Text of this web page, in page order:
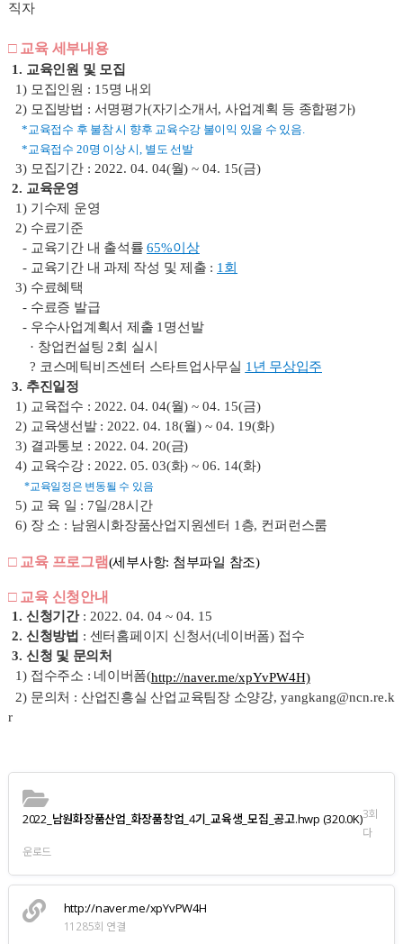
직자
□ 교육 세부내용
1. 교육인원 및 모집
1) 모집인원 : 15명 내외
2) 모집방법 : 서명평가(자기소개서,사업계획 등 종합평가)
*교육접수 후 불참 시 향후 교육수강 불이익 있을 수 있음.
*교육접수 20명 이상 시, 별도 선발
3) 모집기간 : 2022. 04. 04(월) ~ 04. 15(금)
2. 교육운영
1) 기수제 운영
2) 수료기준
- 교육기간 내 출석률65%이상
- 교육기간 내 과제 작성 및 제출 : 1 회
3) 수료혜택
- 수료증 발급
- 우수사업계획서 제출 1 명선발
· 창업컨설팅 2회 실시
? 코스메틱비즈센터 스타트업사무실 1 년 무상입주
3. 추진일정
1) 교육접수 : 2022. 04. 04(월) ~ 04. 15(금)
2) 교육생선발 : 2022. 04. 18(월) ~ 04. 19(화)
3) 결과통보 : 2022. 04. 20(금)
4) 교육수강 : 2022. 05. 03(화) ~ 06. 14(화)
*교육일정은 변동될 수 있음
5) 교 육 일 : 7일/28시간
6) 장 소 : 남원시화장품산업지원센터 1 층, 컨퍼런스룸
□ 교육 프로그램(세부사항: 첨부파일 참조)
□ 교육 신청안내
1. 신청기간 : 2022. 04. 04 ~ 04. 15
2. 신청방법 : 센터홈페이지 신청서(네이버폼) 접수
3. 신청 및 문의처
1) 접수주소 : 네이버폼(http://naver.me/xpYvPW4H)
2) 문의처 : 산업진흥실 산업교육팀장 소양강, yangkang@ncn.re.k
r
2022_남원화장품산업_화장품창업_4기_교육생_모집_공고.hwp (320.0K)3회
다
운로드
http://naver.me/xpYvPW4H
11285회 연결